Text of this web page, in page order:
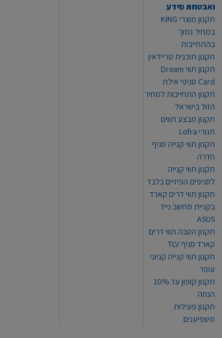
ואבטחת מידע
תקנון מוצרי KING
במחיר נמוך
בהתחייבות
תקנון תוכנית טריידאין
תקנון תווי Dream
Card סניפי אילת
תקנון התחייבות למחיר
הזול בישראל
תקנון מבצע תווים
תנורי Lofra
תקנון תווי קנייה סניף
חדרה
תקנון תווי קנייה
לסניפים הפיזיים בלבד
תקנון תווי דרים קארד
בקניית מחשב נייד
ASUS
תקנון הטבה תווי דרים
קארד סניף TLV
תקנון תווי קנייה קניוני
עופר
תקנון קופון עד 10%
הנחה
תקנון פעילות
משפיענים